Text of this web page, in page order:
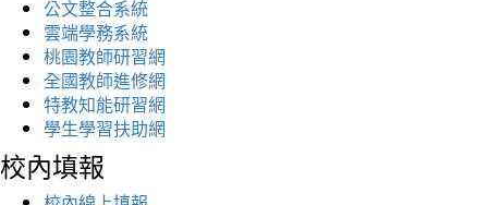
公文整合系統
雲端學務系統
桃園教師研習網
全國教師進修網
特教知能研習網
學生學習扶助網
校內填報